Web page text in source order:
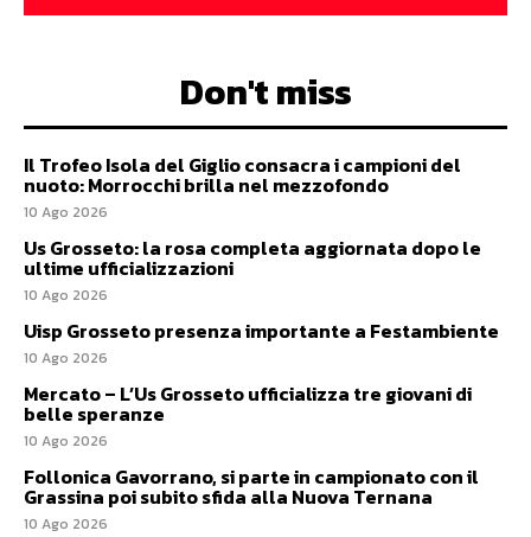
Don't miss
Il Trofeo Isola del Giglio consacra i campioni del
nuoto: Morrocchi brilla nel mezzofondo
10 Ago 2026
Us Grosseto: la rosa completa aggiornata dopo le
ultime ufficializzazioni
10 Ago 2026
Uisp Grosseto presenza importante a Festambiente
10 Ago 2026
Mercato – L’Us Grosseto ufficializza tre giovani di
belle speranze
10 Ago 2026
Follonica Gavorrano, si parte in campionato con il
Grassina poi subito sfida alla Nuova Ternana
10 Ago 2026